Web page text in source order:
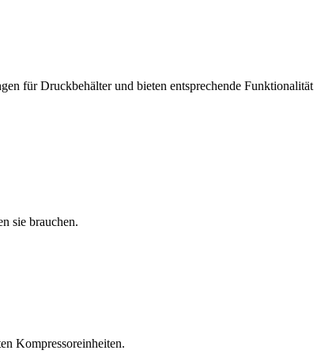
für Druckbehälter und bieten entsprechende Funktionalität
sie brauchen.
Kompressoreinheiten.